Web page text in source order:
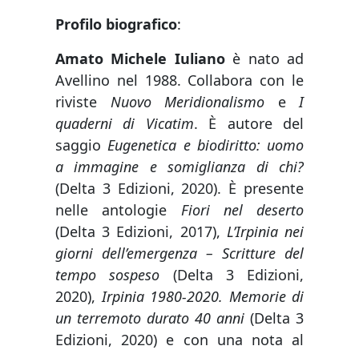
Profilo biografico:
Amato Michele Iulianoè nato ad
Avellino nel 1988. Collabora con le
riviste Nuovo Meridionalismo eI
quaderni di Vicatim. È autore del
saggioEugenetica e biodiritto: uomo
a immagine e somiglianza di chi?
(Delta 3 Edizioni, 2020). È presente
nelle antologie Fiori nel deserto
(Delta 3 Edizioni, 2017), L’Irpinia nei
giorni dell’emergenza – Scritture del
tempo sospeso (Delta 3 Edizioni,
2020),Irpinia 1980-2020. Memorie di
un terremoto durato 40 anni (Delta 3
Edizioni, 2020) e con una nota al